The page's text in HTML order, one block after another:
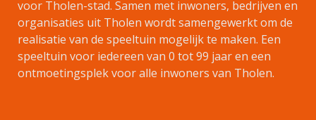
voor Tholen-stad. Samen met inwoners, bedrijven en
organisaties uit Tholen wordt samengewerkt om de
realisatie van de speeltuin mogelijk te maken. Een
speeltuin voor iedereen van 0 tot 99 jaar en een
ontmoetingsplek voor alle inwoners van Tholen.